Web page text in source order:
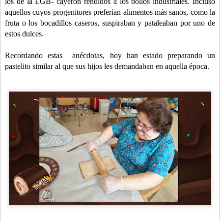
aquellos cuyos progenitores preferían alimentos más sanos, como la
fruta o los bocadillos caseros, suspiraban y pataleaban por uno de
estos dulces.
Recordando estas anécdotas, hoy han estado preparando un
pastelito similar al que sus hijos les demandaban en aquella época.